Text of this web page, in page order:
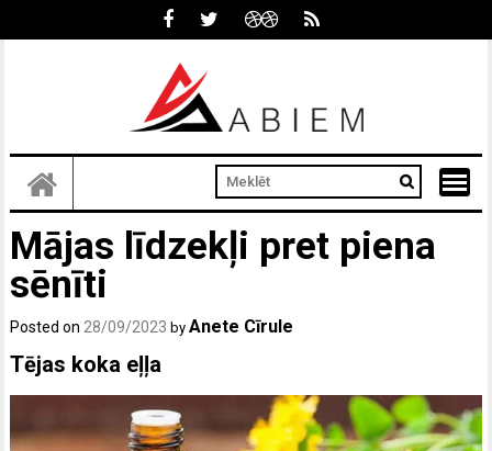
Mājas līdzekļi pret piena
sēnīti
Posted on28/09/2023 byAnete Cīrule
Tējas koka eļļa